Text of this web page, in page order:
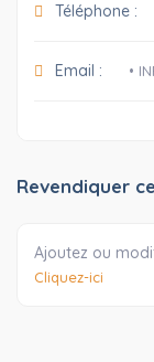
Téléphone :
Email : •
Revendiquer
Ajoutez ou
Cliquez-ici